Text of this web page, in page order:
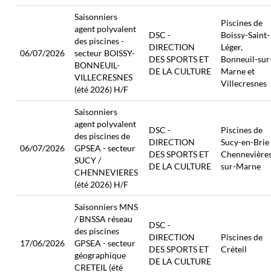
06/07/2026
Saisonniers
agent polyvalent
des piscines -
secteur BOISSY-
BONNEUIL-
VILLECRESNES
(été 2026) H/F
DSC -
DIRECTION
DES SPORTS ET
DE LA CULTURE
Piscines de
Boissy-Saint-
Léger,
Bonneuil-
Marne et
Villecresnes
06/07/2026
Saisonniers
agent polyvalent
des piscines de
GPSEA - secteur
SUCY /
CHENNEVIERES
(été 2026) H/F
DSC -
DIRECTION
DES SPORTS ET
DE LA CULTURE
Piscines de
Sucy-en-Brie
sur-Marne
17/06/2026
Saisonniers MNS
/ BNSSA réseau
des piscines
GPSEA - secteur
géographique
CRETEIL (été
DSC -
DIRECTION
DES SPORTS ET
DE LA CULTURE
Piscines de
Créteil